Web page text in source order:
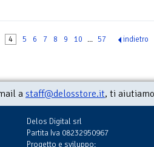
4 5 6 7 8 9 10 ... 57 indietro
a staff@delosstore.it, ti
Delos Digital srl
Partita Iva 08232950967
Progetto e sviluppo: